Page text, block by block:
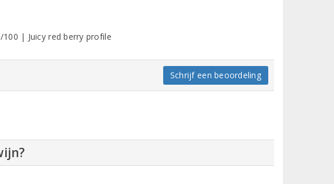
| Juicy red berry profile
Schrijf een beoordeling